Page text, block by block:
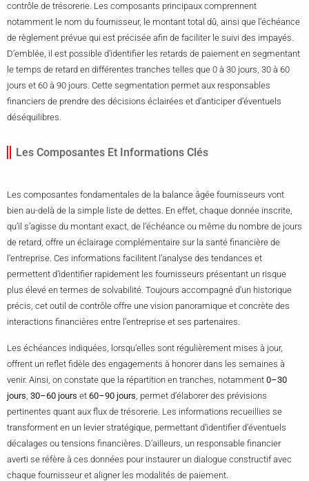
contrôle de trésorerie. Les composants principaux comprennent
notamment le nom du fournisseur, le montant total dû, ainsi que l’échéance
de règlement prévue qui est précisée afin de faciliter le suivi des impayés.
D’emblée, il est possible d’identifier les retards de paiement en segmentant
le temps de retard en différentes tranches telles que 0 à 30 jours, 30 à 60
jours et 60 à 90 jours. Cette segmentation permet aux responsables
financiers de prendre des décisions éclairées et d’anticiper d’éventuels
déséquilibres.
Les Composantes Et Informations Clés
Les composantes fondamentales de la balance âgée fournisseurs vont
bien au-delà de la simple liste de dettes. En effet, chaque donnée inscrite,
qu’il s’agisse du montant exact, de l’échéance ou même du nombre de jours
de retard, offre un éclairage complémentaire sur la santé financière de
l’entreprise. Ces informations facilitent l’analyse des tendances et
permettent d’identifier rapidement les fournisseurs présentant un risque
plus élevé en termes de solvabilité. Toujours accompagné d’un historique
précis, cet outil de contrôle offre une vision panoramique et concrète des
interactions financières entre l’entreprise et ses partenaires.
Les échéances indiquées, lorsqu’elles sont régulièrement mises à jour,
offrent un reflet fidèle des engagements à honorer dans les semaines à
venir. Ainsi, on constate que la répartition en tranches, notamment 0–30
jours 30–60 jours et 60–90 jours , permet d’élaborer des prévisions
pertinentes quant aux flux de trésorerie. Les informations recueillies se
transforment en un levier stratégique, permettant d’identifier d’éventuels
décalages ou tensions financières. D’ailleurs, un responsable financier
averti se réfère à ces données pour instaurer un dialogue constructif avec
chaque fournisseur et aligner les modalités de paiement.